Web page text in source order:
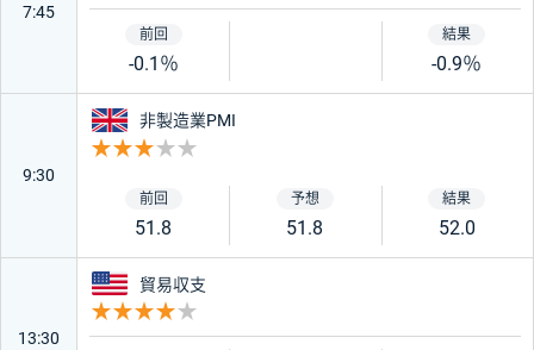
7:45
-0.1％ -0.9％
9:30
イギリス
非製造業PMI
51.8 51.8 52.0
13:30
アメリカ
貿易収支